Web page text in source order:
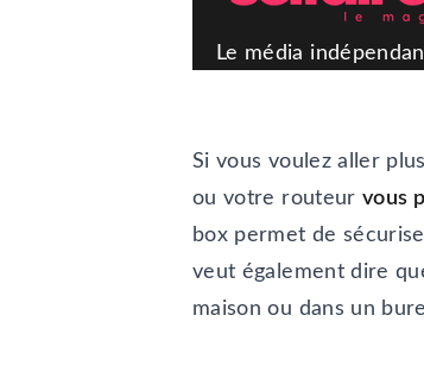
Si vous voulez aller
ou votre routeur vous
box permet de
veut également dire
maison ou dans un